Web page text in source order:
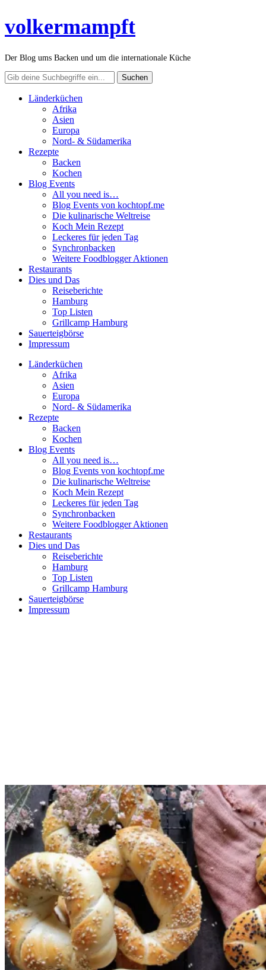
volkermampft
Der Blog ums Backen und um die internationale Küche
Länderküchen
Afrika
Asien
Europa
Nord- & Südamerika
Rezepte
Backen
Kochen
Blog Events
All you need is…
Blog Events von kochtopf.me
Die kulinarische Weltreise
Koch Mein Rezept
Leckeres für jeden Tag
Synchronbacken
Weitere Foodblogger Aktionen
Restaurants
Dies und Das
Reiseberichte
Hamburg
Top Listen
Grillcamp Hamburg
Sauerteigbörse
Impressum
Länderküchen
Afrika
Asien
Europa
Nord- & Südamerika
Rezepte
Backen
Kochen
Blog Events
All you need is…
Blog Events von kochtopf.me
Die kulinarische Weltreise
Koch Mein Rezept
Leckeres für jeden Tag
Synchronbacken
Weitere Foodblogger Aktionen
Restaurants
Dies und Das
Reiseberichte
Hamburg
Top Listen
Grillcamp Hamburg
Sauerteigbörse
Impressum